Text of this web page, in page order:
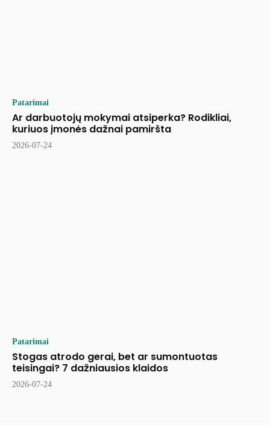
Patarimai
Ar darbuotojų mokymai atsiperka? Rodikliai,
kuriuos įmonės dažnai pamiršta
2026-07-24
Patarimai
Stogas atrodo gerai, bet ar sumontuotas
teisingai? 7 dažniausios klaidos
2026-07-24